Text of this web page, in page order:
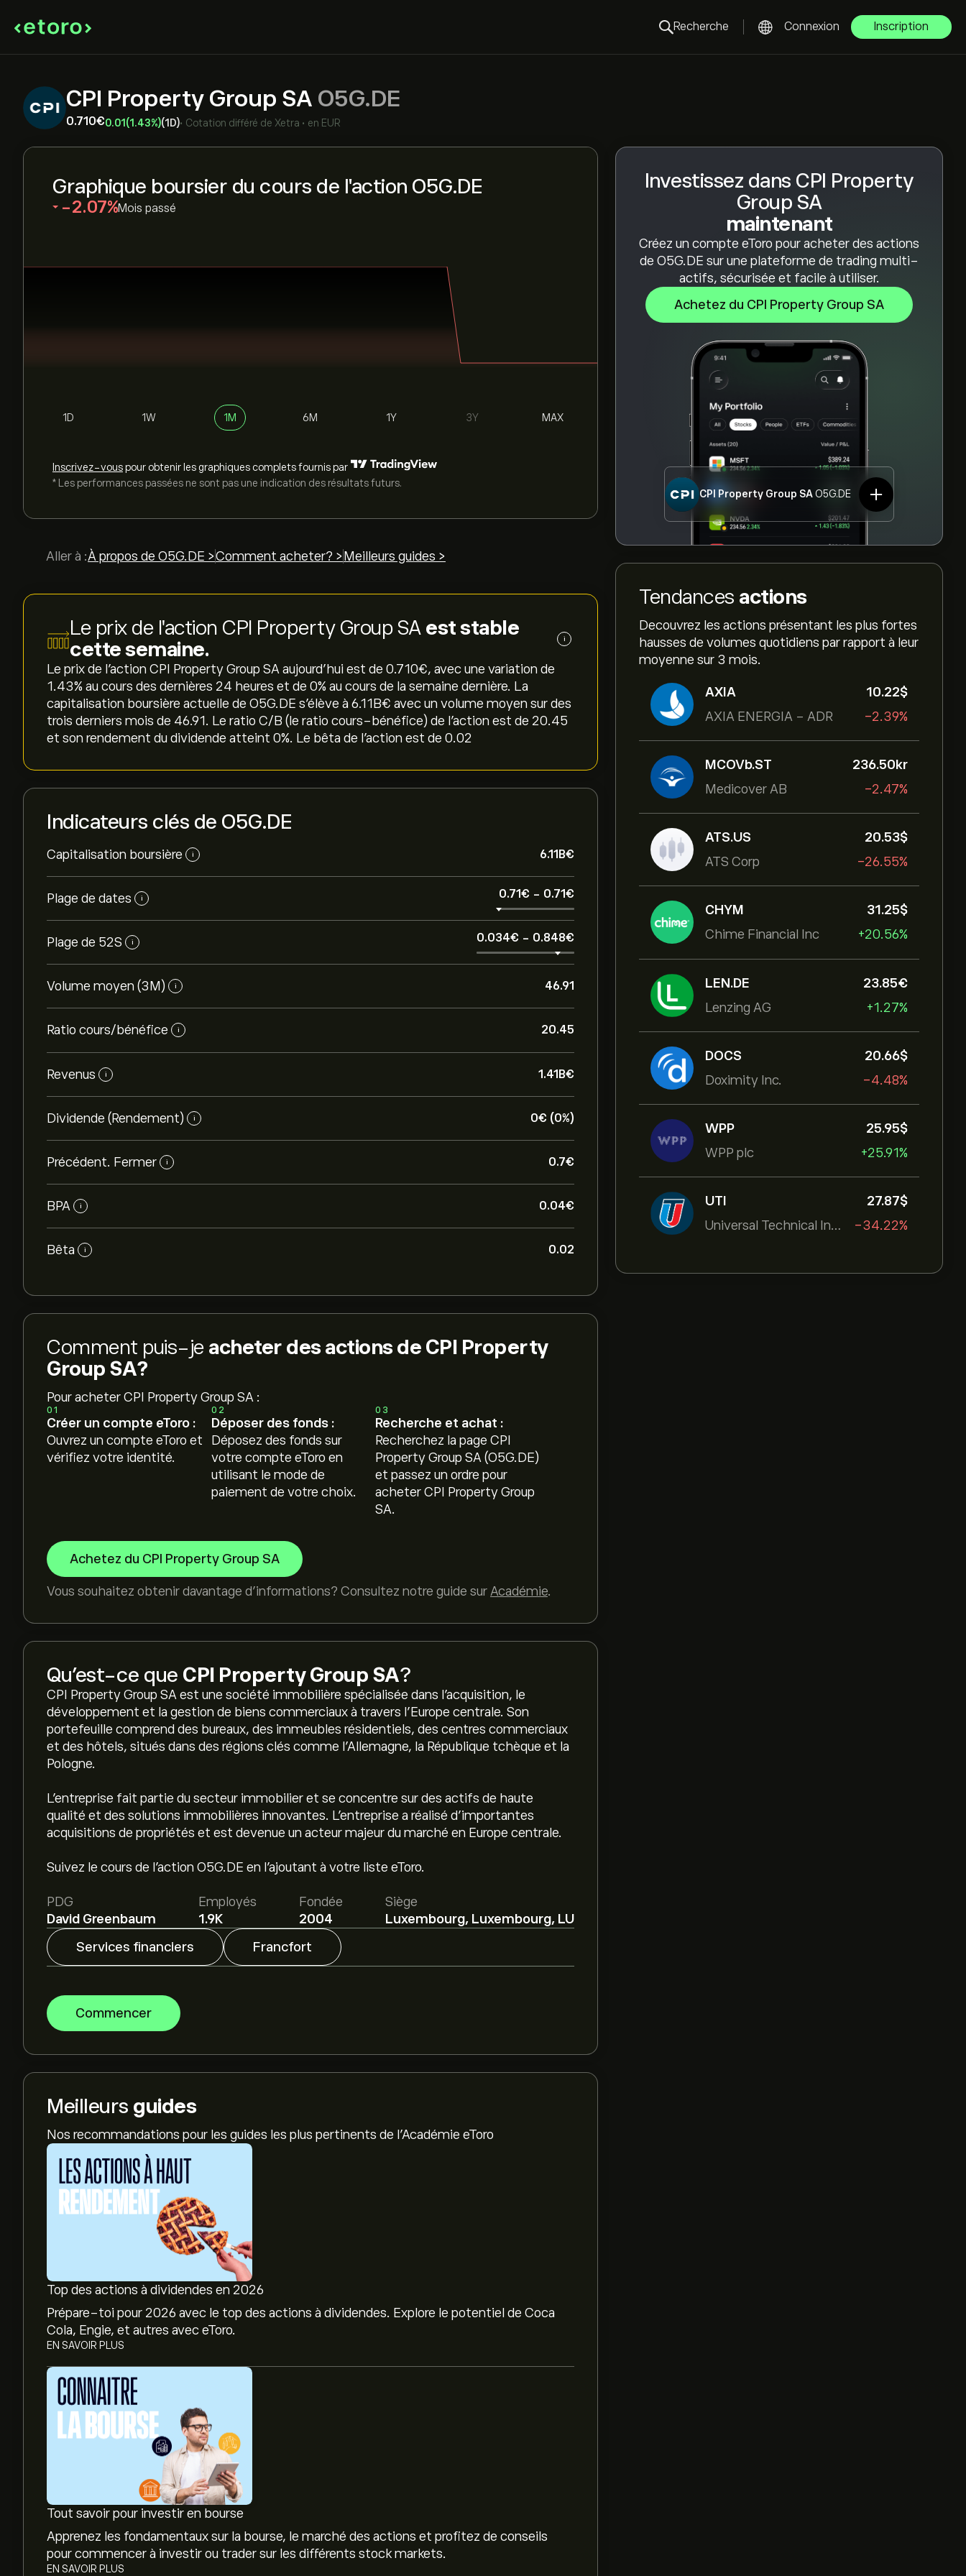
Recherche Connexion Inscription
CPI Property Group SA O5G.DE
0.710‎€‎0.01 (1.43%)(1D)• Cotation différé de Xetra • en EUR
Investissez dans CPI Property
Group SA
maintenant
Créez un compte eToro pour acheter des actions
de O5G.DE sur une plateforme de trading multi-
actifs, sécurisée et facile à utiliser.
Achetez du CPI Property Group SA
CPI Property Group SAO5G.DE
Tendances actions
Decouvrez les actions présentant les plus fortes
hausses de volumes quotidiens par rapport à leur
moyenne sur 3 mois.
AXIA
AXIA ENERGIA - ADR
10.22‎$‎
-2.39%
MCOVb.ST
Medicover AB
236.50‎kr‎
-2.47%
ATS.US
ATS Corp
20.53‎$‎
-26.55%
CHYM
Chime Financial Inc
31.25‎$‎
+20.56%
LEN.DE
Lenzing AG
23.85‎€‎
+1.27%
DOCS
Doximity Inc.
20.66‎$‎
-4.48%
WPP
WPP plc
25.95‎$‎
+25.91%
UTI
Universal Technical Institut
27.87‎$‎
-34.22%
Graphique boursier du cours de l'action O5G.DE
‎-2.07‎ Mois passé
1D 1W 1M 6M 1Y 3Y MAX
Inscrivez-vouspour obtenir les graphiques complets fournis par
* Les performances passées ne sont pas une indication des résultats futurs.
Aller à :À propos de O5G.DE >Comment acheter? > Meilleurs guides >
Le prix de l'action CPI Property Group SA est stable
cette semaine.
i
Le prix de l'action CPI Property Group SA aujourd'hui est de 0.710‎€‎, avec une variation de
‎1.43‎% au cours des dernières 24 heures et de ‎0‎% au cours de la semaine dernière. La
capitalisation boursière actuelle de O5G.DE s'élève à 6.11B‎€‎ avec un volume moyen sur des
trois derniers mois de 46.91. Le ratio C/B (le ratio cours-bénéfice) de l'action est de 20.45
et son rendement du dividende atteint 0%. Le bêta de l'action est de 0.02
Indicateurs clés de O5G.DE
Capitalisation boursière i 6.11B‎€‎
Plage de dates i 0.71‎€‎ - 0.71‎€‎
Plage de 52S i 0.034‎€‎ - 0.848‎€‎
Volume moyen (3M) i 46.91
Ratio cours/bénéfice i 20.45
Revenus i 1.41B‎€‎
Dividende (Rendement) i 0‎€‎ (0%)
Précédent. Fermer i 0.7‎€‎
BPA i 0.04‎€‎
Bêta i 0.02
Comment puis-je acheter des actions de CPI Property
Group SA?
Pour acheter CPI Property Group SA :
01
Créer un compte eToro :
Ouvrez un compte eToro et
vérifiez votre identité.
02
Déposer des fonds :
Déposez des fonds sur
votre compte eToro en
utilisant le mode de
paiement de votre choix.
03
Recherche et achat :
Recherchez la page CPI
Property Group SA (O5G.DE)
et passez un ordre pour
acheter CPI Property Group
SA.
Achetez du CPI Property Group SA
Vous souhaitez obtenir davantage d'informations? Consultez notre guide sur Académie.
Qu’est-ce que CPI Property Group SA?
CPI Property Group SA est une société immobilière spécialisée dans l'acquisition, le
développement et la gestion de biens commerciaux à travers l'Europe centrale. Son
portefeuille comprend des bureaux, des immeubles résidentiels, des centres commerciaux
et des hôtels, situés dans des régions clés comme l'Allemagne, la République tchèque et la
Pologne.
L’entreprise fait partie du secteur immobilier et se concentre sur des actifs de haute
qualité et des solutions immobilières innovantes. L'entreprise a réalisé d'importantes
acquisitions de propriétés et est devenue un acteur majeur du marché en Europe centrale.
Suivez le cours de l'action O5G.DE en l'ajoutant à votre liste eToro.
PDG
David Greenbaum
Employés
1.9K
Fondée
2004
Siège
Luxembourg, Luxembourg, LU
Services financiers
Francfort
Commencer
Meilleurs guides
Nos recommandations pour les guides les plus pertinents de l'Académie eToro
Top des actions à dividendes en 2026
Prépare-toi pour 2026 avec le top des actions à dividendes. Explore le potentiel de Coca
Cola, Engie, et autres avec eToro.
EN SAVOIR PLUS
Tout savoir pour investir en bourse
Apprenez les fondamentaux sur la bourse, le marché des actions et profitez de conseils
pour commencer à investir ou trader sur les différents stock markets.
EN SAVOIR PLUS